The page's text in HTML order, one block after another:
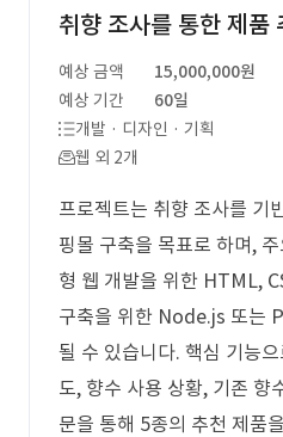
취향 조사를 통한 제품
예상 금액
15,000,000원
예상 기간
60일
개발 · 디자인 · 기획
웹 외 2개
프로젝트는 취향 조사를 기
핑몰 구축을 목표로 하며,
형 웹 개발을 위한 HTML,
구축을 위한 Node.js 또는
될 수 있습니다. 핵심 기능
도, 향수 사용 상황, 기존 향
문을 통해 5종의 추천 제품